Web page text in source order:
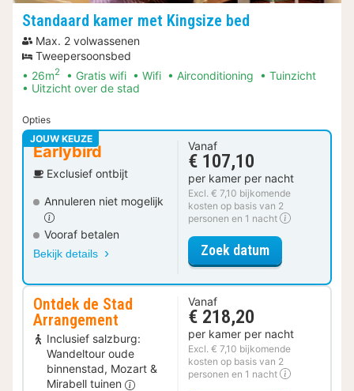
Standaard kamer met Kingsize bed
Max. 2 volwassenen
Tweepersoonsbed
26m2 Gratis wifi Wifi Airconditioning
Tuinzicht
Uitzicht over de stad
Opties
JOUW KEUZE
Earlybird
Exclusief ontbijt
Annuleren niet mogelijk
Vooraf betalen
Bekijk details
Vanaf
€ 107,10
per kamer per nacht
Excl. € 7,10 bijkomende
kosten op basis van 2
personen en 1 nacht
Zoek datumvoor
Ontdek de Stad
Arrangement
Inclusief salzburg:
Wandeltour oude
binnenstad, Mozart &
Mirabell tuinen
Vanaf
€ 218,20
per kamer per nacht
Excl. € 7,10 bijkomende
kosten op basis van 2
personen en 1 nacht